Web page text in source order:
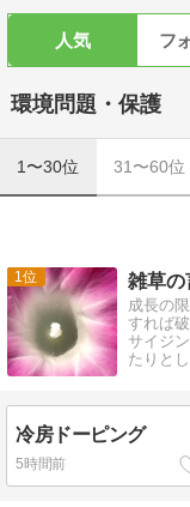
人気 フ
環境問題・保護
1〜30位 31〜60位
1 雑草の
成長の
すれば
サイジ
たりと
冷房ドーピング
5時間前